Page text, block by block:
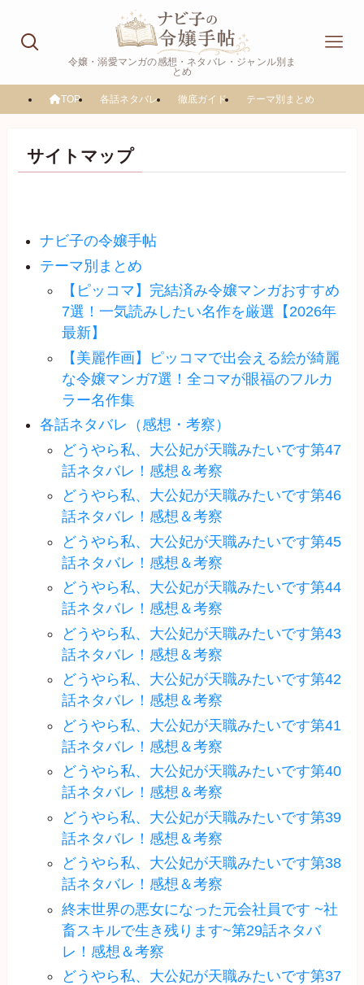
令嬢・溺愛マンガの感想・ネタバレ・ジャンル別ま
とめ
TOP 各話ネタバレ 徹底ガイド テーマ別まとめ
サイトマップ
ナビ子の令嬢手帖
テーマ別まとめ
【ピッコマ】完結済み令嬢マンガおすすめ
7選！一気読みしたい名作を厳選【2026年
最新】
【美麗作画】ピッコマで出会える絵が綺麗
な令嬢マンガ7選！全コマが眼福のフルカ
ラー名作集
各話ネタバレ（感想・考察）
どうやら私、大公妃が天職みたいです第47
話ネタバレ！感想＆考察
どうやら私、大公妃が天職みたいです第46
話ネタバレ！感想＆考察
どうやら私、大公妃が天職みたいです第45
話ネタバレ！感想＆考察
どうやら私、大公妃が天職みたいです第44
話ネタバレ！感想＆考察
どうやら私、大公妃が天職みたいです第43
話ネタバレ！感想＆考察
どうやら私、大公妃が天職みたいです第42
話ネタバレ！感想＆考察
どうやら私、大公妃が天職みたいです第41
話ネタバレ！感想＆考察
どうやら私、大公妃が天職みたいです第40
話ネタバレ！感想＆考察
どうやら私、大公妃が天職みたいです第39
話ネタバレ！感想＆考察
どうやら私、大公妃が天職みたいです第38
話ネタバレ！感想＆考察
終末世界の悪女になった元会社員です ~社
畜スキルで生き残ります~第29話ネタバ
レ！感想＆考察
どうやら私、大公妃が天職みたいです第37